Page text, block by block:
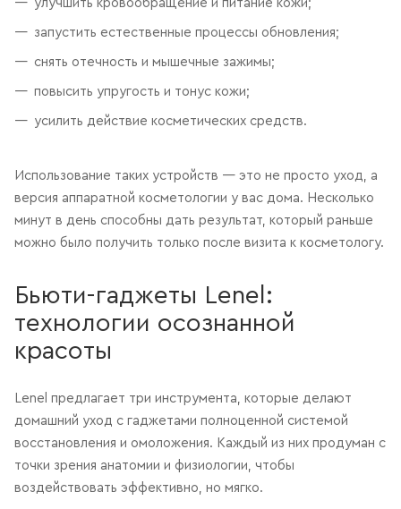
улучшить кровообращение и питание кожи;
запустить естественные процессы обновления;
снять отечность и мышечные зажимы;
повысить упругость и тонус кожи;
усилить действие косметических средств.
Использование таких устройств — это не просто уход, а
версия аппаратной косметологии у вас дома. Несколько
минут в день способны дать результат, который раньше
можно было получить только после визита к косметологу.
Бьюти-гаджеты Lenel:
технологии осознанной
красоты
Lenel предлагает три инструмента, которые делают
домашний уход с гаджетами полноценной системой
восстановления и омоложения. Каждый из них продуман с
точки зрения анатомии и физиологии, чтобы
воздействовать эффективно, но мягко.